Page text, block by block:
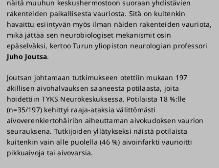
näitä muuhun keskushermostoon suoraan yhdistävien
rakenteiden paikallisesta vauriosta. Sitä on kuitenkin
havaittu esiintyvän myös ilman näiden rakenteiden vauriota,
mikä jättää sen neurobiologiset mekanismit osin
epäselväksi, kertoo Turun yliopiston neurologian professori
Juho Joutsa.
Joutsan johtamaan tutkimukseen otettiin mukaan 197
äkillisen aivohalvauksen saaneesta potilaasta, joita
hoidettiin TYKS Neurokeskuksessa. Potilaista 18 %:lle
(n=35/197) kehittyi raaja-ataksia välittömästi
aivoverenkiertohäiriön aiheuttaman aivokudoksen vaurion
seurauksena. Tutkijoiden yllätykseksi näistä potilaista
kuitenkin vain alle puolella (46 %) aivoinfarkti vaurioitti
pikkuaivoja tai aivovarsia.